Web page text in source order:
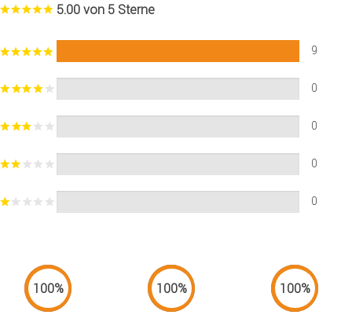
5.00 von 5 Sterne
9
0
0
0
0